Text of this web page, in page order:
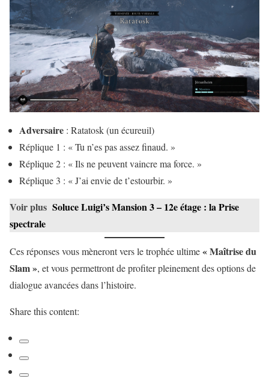
Adversaire : Ratatosk (un écureuil)
Réplique 1 : « Tu n’es pas assez finaud. »
Réplique 2 : « Ils ne peuvent vaincre ma force. »
Réplique 3 : « J’ai envie de t’estourbir. »
Voir plus Soluce Luigi’s Mansion 3 – 12e étage : la Prise
spectrale
Ces réponses vous mèneront vers le trophée ultime« Maîtrise du
Slam », et vous permettront de profiter pleinement des options de
dialogue avancées dans l’histoire.
Share this content: